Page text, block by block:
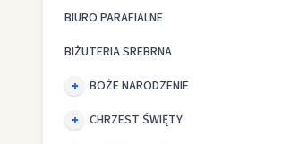
BIURO PARAFIALNE
BIŻUTERIA SREBRNA
BOŻE NARODZENIE
CHRZEST ŚWIĘTY